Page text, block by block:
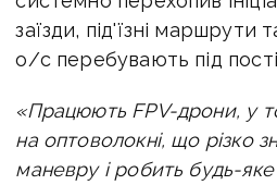
заїзди, під'їзні маршрути
о/с перебувають під
«Працюють FPV-дрони, у
на оптоволокні, що різко
маневру і робить будь-